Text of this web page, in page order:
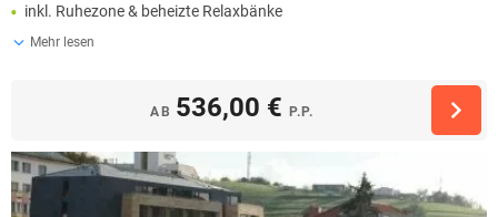
inkl. Ruhezone & beheizte Relaxbänke
Mehr lesen
AB 536,00 € P.P.